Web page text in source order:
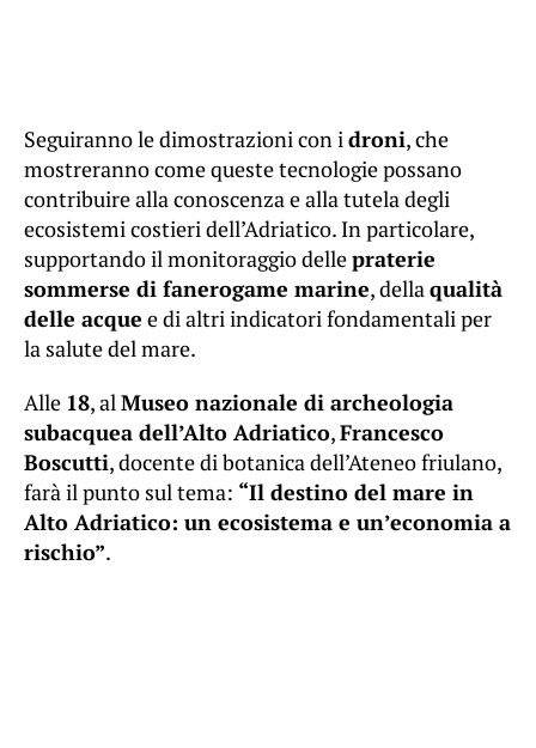
Seguiranno le dimostrazioni con idroni, che
mostreranno come queste tecnologie possano
contribuire alla conoscenza e alla tutela degli
ecosistemi costieri dell’Adriatico. In particolare,
supportando il monitoraggio dellepraterie
sommerse di fanerogame marine, dellaqualità
delle acque e di altri indicatori fondamentali per
la salute del mare.
Alle 18, alMuseo nazionale di archeologia
subacquea dell’Alto Adriatico,Francesco
Boscutti, docente di botanica dell’Ateneo friulano,
farà il punto sul tema: “Il destino del mare in
Alto Adriatico: un ecosistema e un’economia a
rischio”.